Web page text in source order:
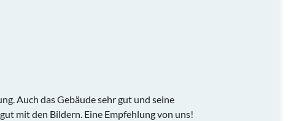
Auch das Gebäude sehr gut und seine
mit den Bildern. Eine Empfehlung von uns!